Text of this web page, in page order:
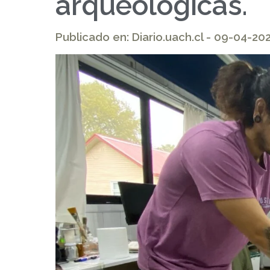
Publicado en: Diario.uach.cl - 09-04-